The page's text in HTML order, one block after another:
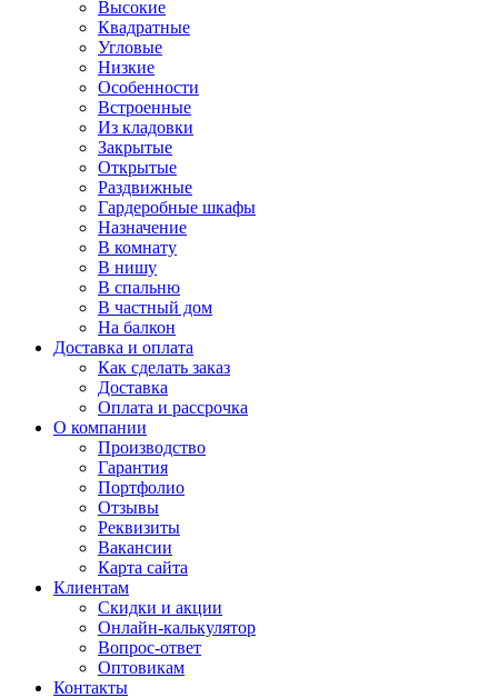
Высокие
Квадратные
Угловые
Низкие
Особенности
Встроенные
Из кладовки
Закрытые
Открытые
Раздвижные
Гардеробные шкафы
Назначение
В комнату
В нишу
В спальню
В частный дом
На балкон
Доставка и оплата
Как сделать заказ
Доставка
Оплата и рассрочка
О компании
Производство
Гарантия
Портфолио
Отзывы
Реквизиты
Вакансии
Карта сайта
Клиентам
Скидки и акции
Онлайн-калькулятор
Вопрос-ответ
Оптовикам
Контакты